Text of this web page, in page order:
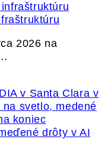
2026 na
drôty v AI